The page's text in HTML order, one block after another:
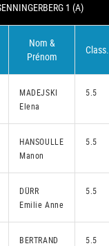
1 (A)
Nom &
Prénom
Class.
MADEJSKI
Elena
5.5
HANSOULLE
Manon
5.5
DÜRR
Emilie Anne
5.5
BERTRAND
5.5